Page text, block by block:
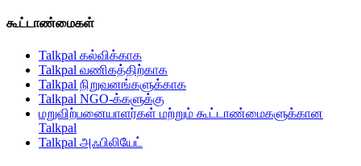
கூட்டாண்மைகள்
Talkpal கல்விக்காக
Talkpal வணிகத்திற்காக
Talkpal நிறுவனங்களுக்காக
Talkpal NGO-க்களுக்கு
மறுவிற்பனையாளர்கள் மற்றும் கூட்டாண்மைகளுக்கான
Talkpal
Talkpal அஃபிலியேட்